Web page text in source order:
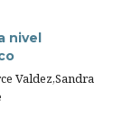
nivel
Valdez,Sandra